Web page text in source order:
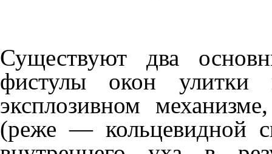
Существуют два
фистулы окон
эксплозивном
(реже — кольцевидной